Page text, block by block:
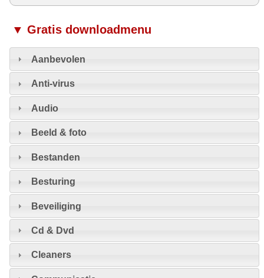
▼ Gratis downloadmenu
Aanbevolen
Anti-virus
Audio
Beeld & foto
Bestanden
Besturing
Beveiliging
Cd & Dvd
Cleaners